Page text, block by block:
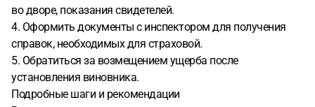
во дворе, показания свидетелей.
4. Оформить документы с инспектором для получения
справок, необходимых для страховой.
5. Обратиться за возмещением ущерба после
установления виновника.
Подробные шаги и рекомендации